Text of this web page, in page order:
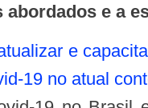
abordados e a
e
19 no atual